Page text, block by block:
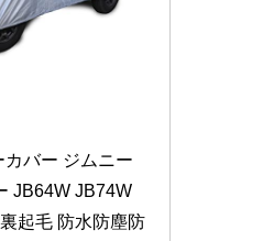
バー ジムニー
JB64W JB74W
起毛 防水防塵防